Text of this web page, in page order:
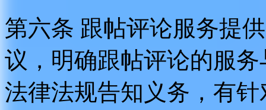
第六条 跟帖评论服务提
议，明确跟帖评论的服
法律法规告知义务，有